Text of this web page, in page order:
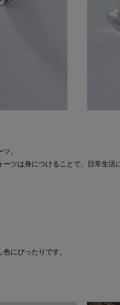
。
ツは身につけることで、日常生
にぴったりです。